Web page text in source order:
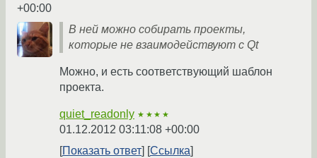
+00:00
В ней можно собирать проекты,
которые не взаимодействуют с Qt
Можно, и есть соответствующий шаблон
проекта.
quiet_readonly ★★★★
01.12.2012 03:11:08 +00:00
Показать ответ
Ссылка